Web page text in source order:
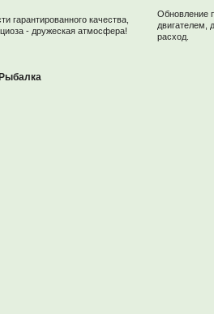
гарантированного качества,
- дружеская атмосфера!
Обновление
двигателем,
расход.
Рыбалка